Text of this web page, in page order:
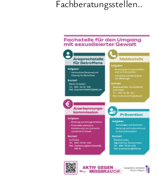
Fachberatungsstellen..